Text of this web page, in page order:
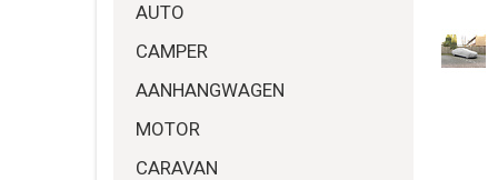
AUTO
CAMPER
AANHANGWAGEN
MOTOR
CARAVAN